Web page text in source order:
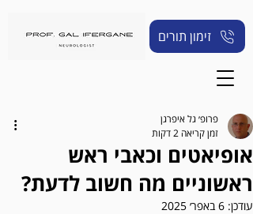
זימון תורים
אופיאטים וכאבי ראש
ראשוניים מה חשוב לדעת?
פרופ׳ גל איפרגן
זמן קריאה 2 דקות
עודכן: 6 באפר׳ 2025